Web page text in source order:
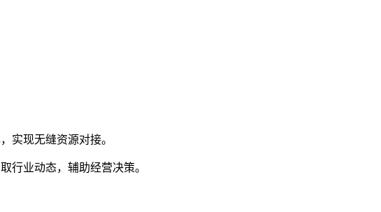
实现无缝资源对接。
行业动态，辅助经营决策。